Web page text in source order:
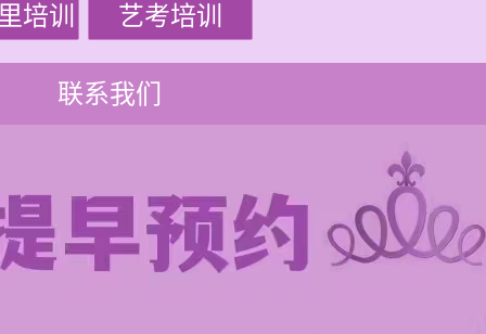
培训 艺考培训
联系我们